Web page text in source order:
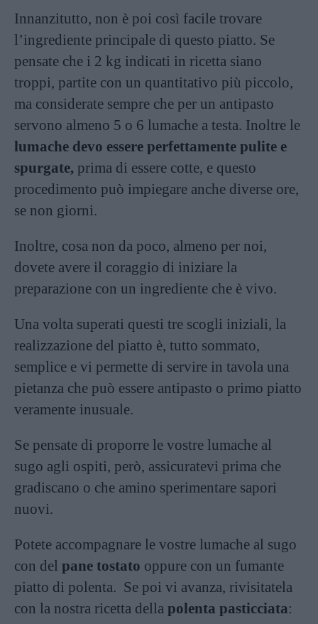
Innanzitutto, non è poi così facile trovare
l’ingrediente principale di questo piatto. Se
pensate che i 2 kg indicati in ricetta siano
troppi, partite con un quantitativo più piccolo,
ma considerate sempre che per un antipasto
servono almeno 5 o 6 lumache a testa. Inoltre le
lumache devo essere perfettamente pulite e
spurgate, prima di essere cotte, e questo
procedimento può impiegare anche diverse ore,
se non giorni.
Inoltre, cosa non da poco, almeno per noi,
dovete avere il coraggio di iniziare la
preparazione con un ingrediente che è vivo.
Una volta superati questi tre scogli iniziali, la
realizzazione del piatto è, tutto sommato,
semplice e vi permette di servire in tavola una
pietanza che può essere antipasto o primo piatto
veramente inusuale.
Se pensate di proporre le vostre lumache al
sugo agli ospiti, però, assicuratevi prima che
gradiscano o che amino sperimentare sapori
nuovi.
Potete accompagnare le vostre lumache al sugo
con del pane tostato oppure con un fumante
piatto di polenta. Se poi vi avanza, rivisitatela
con la nostra ricetta della polenta pasticciata: